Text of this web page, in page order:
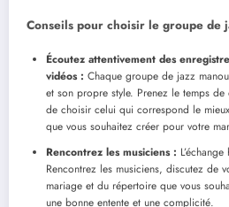
Conseils pour choisir le groupe de
Écoutez attentivement des
vidéos : Chaque groupe de jazz
et son propre style. Prenez le temps
de choisir celui qui correspond le
que vous souhaitez créer pour votre
Rencontrez les musiciens :
Rencontrez les musiciens, discutez de
mariage et du répertoire que vous
une bonne entente et une complicité.